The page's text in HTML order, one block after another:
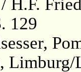
H.F.
129
Limburg/